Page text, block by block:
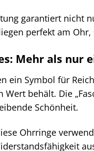
garantiert nicht
perfekt am
Mehr als nur
ein Symbol für
behält. Die
Schönheit.
Ohrringe